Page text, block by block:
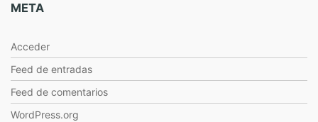
META
Acceder
Feed de entradas
Feed de comentarios
WordPress.org